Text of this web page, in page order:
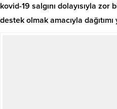
kovid-19 salgını dolayısıyla
destek olmak amacıyla dağıtımı